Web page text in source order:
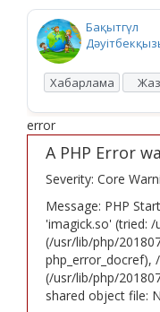
Бақытгүл
Хабарлама
error
A PHP Error
Severity: Core
Message: PHP
'imagick.so' (tried:
(/usr/lib/php/
php_error_docref),
(/usr/lib/php/
shared object file: